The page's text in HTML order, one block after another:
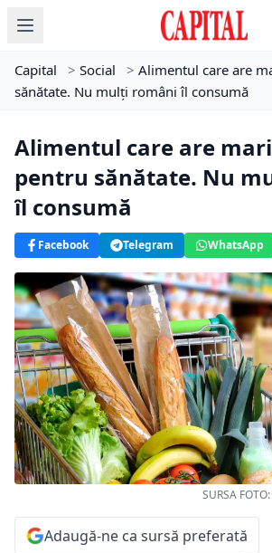
Capital > Social > Alimentul care are
sănătate. Nu mulți români îl consumă
Alimentul care are
pentru sănătate. Nu
îl consumă
Facebook Telegram WhatsApp
SURSA
Adaugă-ne ca sursă preferată